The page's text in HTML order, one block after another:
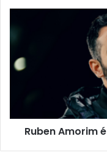
Ruben Amorim